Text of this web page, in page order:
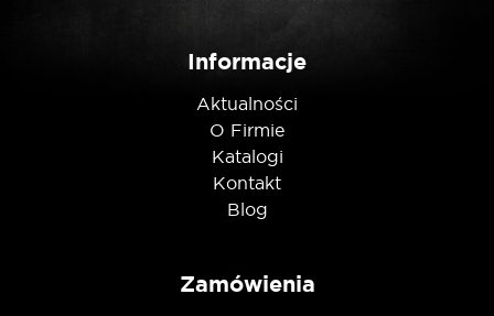
Informacje
Aktualności
O Firmie
Katalogi
Kontakt
Blog
Zamówienia